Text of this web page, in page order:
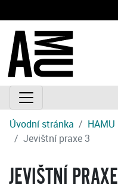
Úvodní stránka HAMU
Jevištní praxe 3
JEVIŠTNÍ